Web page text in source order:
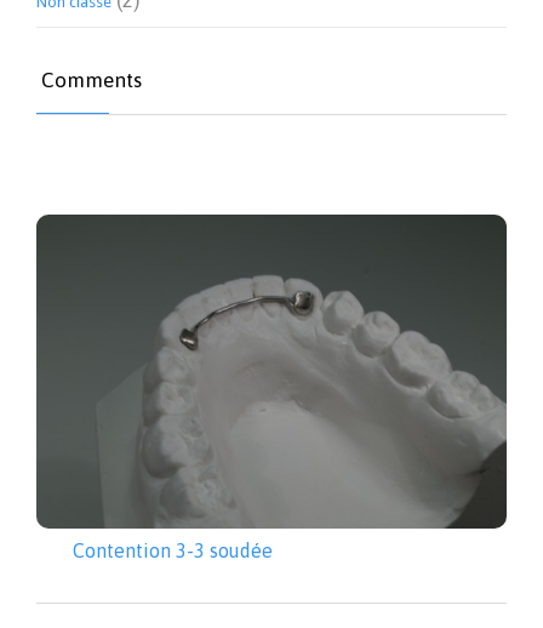
Comments
Contention 3-3 soudée